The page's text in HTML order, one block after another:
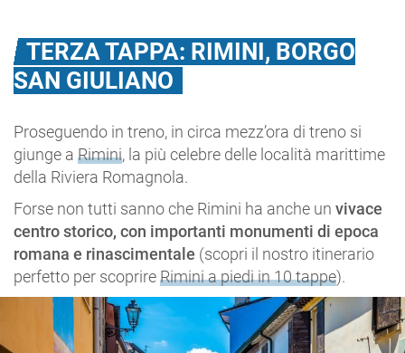
TERZA TAPPA: RIMINI, BORGO
SAN GIULIANO
Proseguendo in treno, in circa mezz’ora di treno si
giunge a Rimini, la più celebre delle località marittime
della Riviera Romagnola.
Forse non tutti sanno che Rimini ha anche un vivace
centro storico, con importanti monumenti di epoca
romana e rinascimentale (scopri il nostro itinerario
perfetto per scoprireRimini a piedi in 10 tappe).